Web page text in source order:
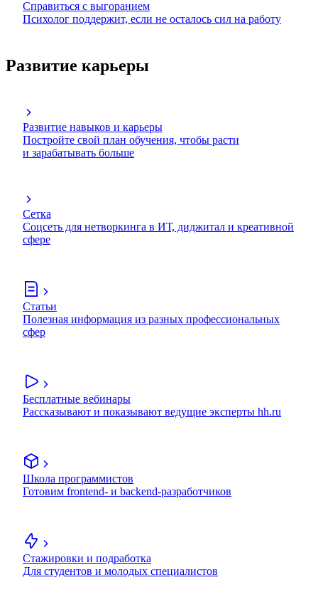
Справиться с выгоранием
Психолог поддержит, если не осталось сил на работу
Развитие карьеры
Развитие навыков и карьеры
Постройте свой план обучения, чтобы расти
и зарабатывать больше
Сетка
Соцсеть для нетворкинга в ИТ, диджитал и креативной
сфере
Статьи
Полезная информация из разных профессиональных
сфер
Бесплатные вебинары
Рассказывают и показывают ведущие эксперты hh.ru
Школа программистов
Готовим frontend- и backend-разработчиков
Стажировки и подработка
Для студентов и молодых специалистов